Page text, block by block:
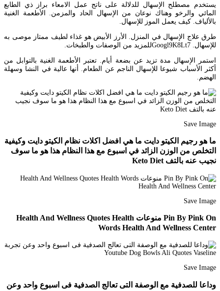
يستخدم مصطلح الإسهال للدلالة على ناتج عمل الامعاء براز ذي الطابع
المائي والرخو وهناك نوعان من الإسهال الحاد والمزمن. الأطعمة الغنية
بالألياف. كيف يعمل الموز للإسهال.
طرق علاج الإسهال في المنزل. الأرز الأبيض هو غذاء لطيف ممتاز موصى به
للإسهال. Googl9K8Lt7للمزيد من الوصفات والطبخات.
استمر الإسهال مدة تزيد عن بضعة أيام. تعتبر الأطعمة الغنية بالتوابل من
أكثر الأسباب شيوعا للإسهال الناجم عن الطعام. أنها عالية في النشا وسهلة
الهضم.
Save Image
ما هو رجيم الكيتو دايت ما هي افضل اكلات نظام الكيتو دايت وكيفية
التخلص من الوزن الزائد في اسبوع مع هذا النظام هذا هو ما سوف
نجيب عنه بالتف Keto Diet
Save Image
Pin By Pink On منوعات Health And Wellness Quotes Health
Words Health And Wellness Center
Save Image
وداعا للصدفية مع الوصفة التى تعالج الصدفية فى اسبوع واحد وعن